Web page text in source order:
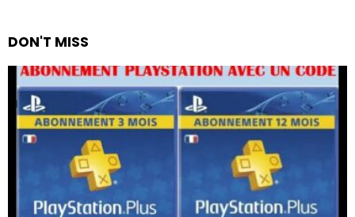
DON'T MISS